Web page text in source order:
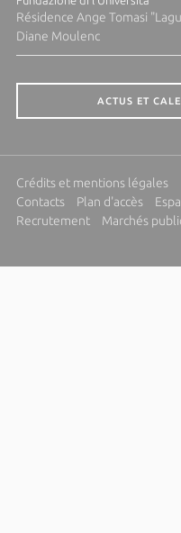
Résidence Ange Tomasi
Diane Moulenc
ACTUS ET
Crédits et mentions légales
Contacts
Plan d'accès
Recrutement
Marchés